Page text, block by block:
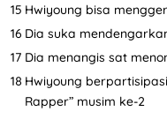
Hwiyoung bisa
Dia suka
Dia menangis sat
Hwiyoung
Rapper” musim ke-2